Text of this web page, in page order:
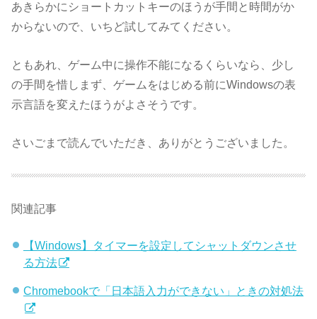
あきらかにショートカットキーのほうが手間と時間がか
からないので、いちど試してみてください。
ともあれ、ゲーム中に操作不能になるくらいなら、少し
の手間を惜しまず、ゲームをはじめる前にWindowsの表
示言語を変えたほうがよさそうです。
さいごまで読んでいただき、ありがとうございました。
関連記事
【Windows】タイマーを設定してシャットダウンさせ
る方法
Chromebookで「日本語入力ができない」ときの対処法